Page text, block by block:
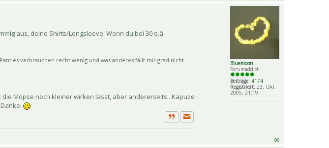
Bluemoon
Forumaddict
Beiträge: 4174
Registriert: 23. Okt
2005, 21:19
aus, deine Shirts/Longsleeve. Wenn du bei 30 o.ä.
verbrauchen recht wenig und was anderes fällt mir grad nicht
Möpse noch kleiner wirken lässt, aber andererseits.. Kapuze
ZitatPrivate Nachricht senden